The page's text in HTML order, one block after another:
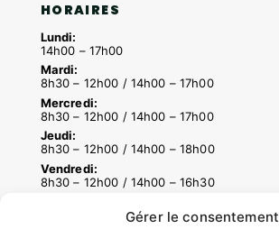
Gérer le consentement
HORAIRES
Lundi:
14h00 – 17h00
Mardi:
8h30 – 12h00 / 14h00 – 17h00
Mercredi:
8h30 – 12h00 / 14h00 – 17h00
Jeudi:
8h30 – 12h00 / 14h00 – 18h00
Vendredi:
8h30 – 12h00 / 14h00 – 16h30